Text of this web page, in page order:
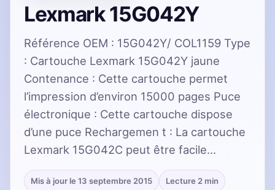
Lexmark 15G042Y
Référence OEM : 15G042Y/ COL1159 Type
: Cartouche Lexmark 15G042Y jaune
Contenance : Cette cartouche permet
l’impression d’environ 15000 pages Puce
électronique : Cette cartouche dispose
d’une puce Rechargemen t : La cartouche
Lexmark 15G042C peut être facile…
Mis à jour le 13 septembre 2015 Lecture 2 min